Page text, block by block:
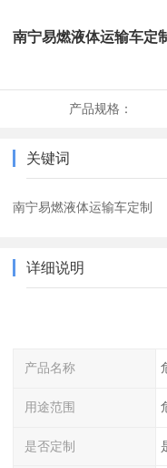
南宁易燃液体运输车定
产品规格：
关键词
南宁易燃液体运输车定制
详细说明
产品名称
用途范围
是否定制